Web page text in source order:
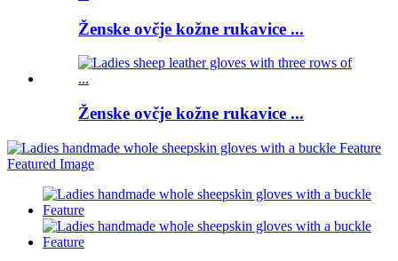
Ženske ovčje kožne rukavice ...
Ženske ovčje kožne rukavice ...